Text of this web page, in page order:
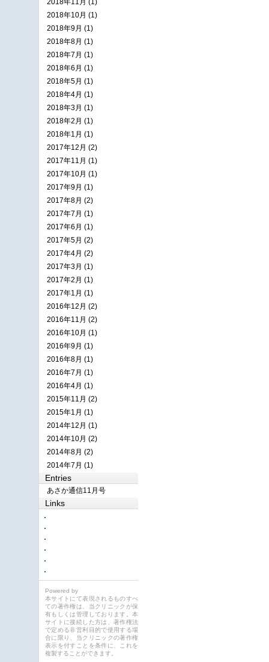
2018年11月 (1)
2018年10月 (1)
2018年9月 (1)
2018年8月 (1)
2018年7月 (1)
2018年6月 (1)
2018年5月 (1)
2018年4月 (1)
2018年3月 (1)
2018年2月 (1)
2018年1月 (1)
2017年12月 (2)
2017年11月 (1)
2017年10月 (1)
2017年9月 (1)
2017年8月 (2)
2017年7月 (1)
2017年6月 (1)
2017年5月 (2)
2017年4月 (2)
2017年3月 (1)
2017年2月 (1)
2017年1月 (1)
2016年12月 (2)
2016年11月 (2)
2016年10月 (1)
2016年9月 (1)
2016年8月 (1)
2016年7月 (1)
2016年4月 (1)
2015年11月 (2)
2015年1月 (1)
2014年12月 (1)
2014年10月 (2)
2014年8月 (2)
2014年7月 (1)
Entries
あさか通信11月号
Links
Powered by
本サイトにて表現されるものすべ
ての著作権は、当クリニックが保
有もしくは管理しております。本
サイトに接続した方は、著作権法
で定める非営利目的で使用する場
合に限り、当クリニックの著作権
表示を付すことを条件に、これを
複製することができます。